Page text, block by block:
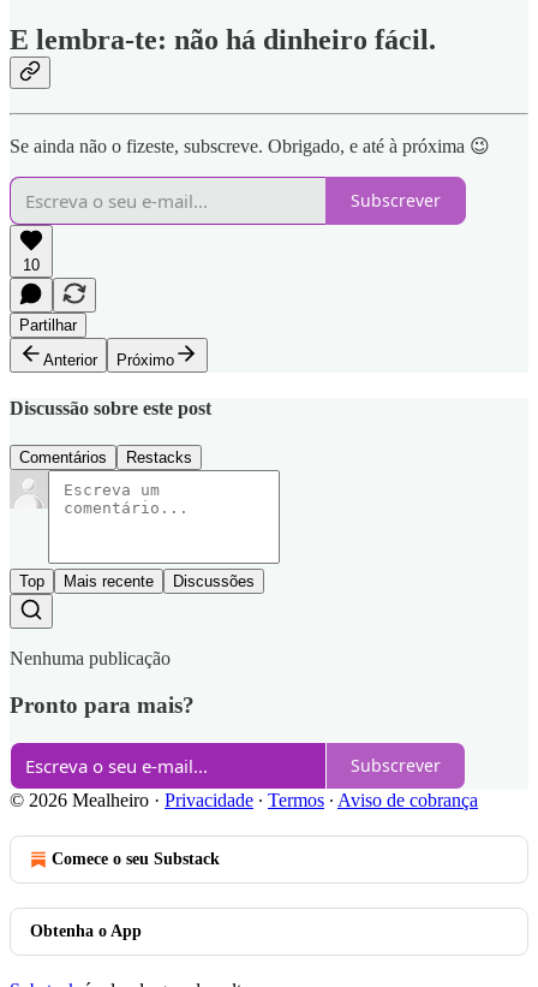
E lembra-te: não há dinheiro fácil.
Se ainda não o fizeste, subscreve. Obrigado, e até à próxima 😉
Subscrever
10
Partilhar
Anterior
Próximo
Discussão sobre este post
Comentários Restacks
Top Mais recente Discussões
Nenhuma publicação
Pronto para mais?
Subscrever
© 2026 Mealheiro · Privacidade ∙ Termos ∙ Aviso de cobrança
Comece o seu Substack
Obtenha o App